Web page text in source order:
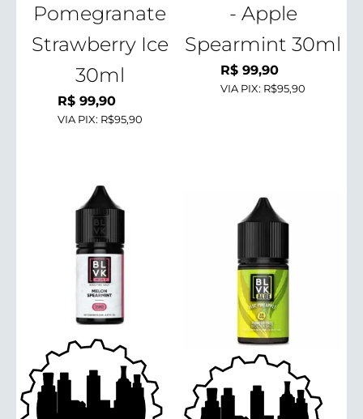
Pomegranate
Strawberry Ice
30ml
R$99,90
VIA PIX: R$95,90
- Apple
Spearmint 30ml
R$ 99,90
VIA PIX: R$95,90